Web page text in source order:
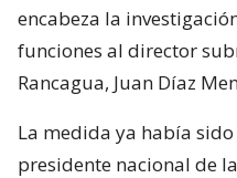
encabeza la
funciones al director
Rancagua, Juan Díaz
La medida ya había
presidente nacional de